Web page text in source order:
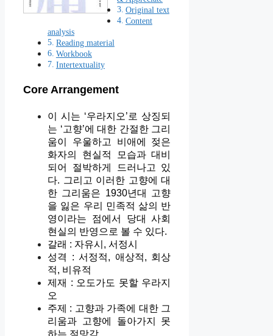
Original text
Content
analysis
Reading material
Workbook
Intertextuality
Core Arrangement
이 시는 ‘우라지오’로 상징되
는 ‘고향’에 대한 간절한 그리
움이 우울하고 비애에 젖은
화자의 현실적 모습과 대비
되어 절박하게 드러나고 있
다. 그리고 이러한 고향에 대
한 그리움은 1930년대 고향
을 잃은 우리 민족적 삶의 반
영이라는 점에서 당대 사회
현실의 반영으로 볼 수 있다.
갈래 : 자유시, 서정시
성격 : 서정적, 애상적, 회상
적, 비유적
제재 : 오도가도 못할 우라지
오
주제 : 고향과 가족에 대한 그
리움과 고향에 돌아가지 못
하는 절망감